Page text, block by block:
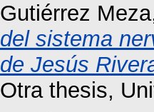
Gutiérrez
del sistema
de Jesús
Otra thesis,